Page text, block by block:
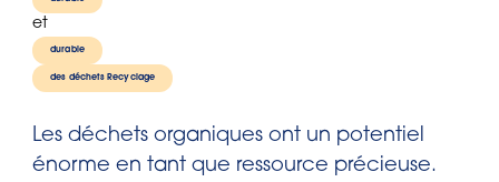
et
durable
des déchets Recyclage
Les déchets organiques ont un potentiel
énorme en tant que ressource précieuse.